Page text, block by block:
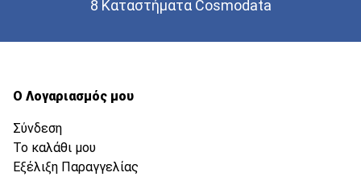
8 Καταστήματα Cosmodata
Ο Λογαριασμός μου
Σύνδεση
Το καλάθι μου
Εξέλιξη Παραγγελίας